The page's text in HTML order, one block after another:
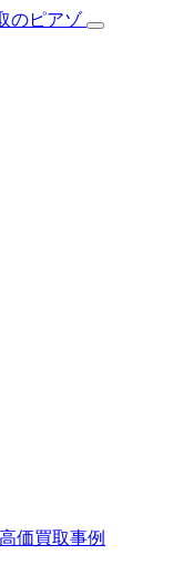
価買取事例